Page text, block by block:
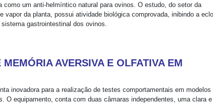
um anti-helmíntico natural para ovinos. O estudo, do setor da
da planta, possui atividade biológica comprovada, inibindo a
gastrointestinal dos ovinos.
AVERSIVA E OLFATIVA EM
inovadora para a realização de testes comportamentais em modelos
O equipamento, conta com duas câmaras independentes, uma clara